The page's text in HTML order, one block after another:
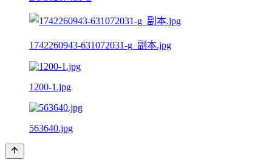
1742260943-631072031-g_副本.jpg
1200-1.jpg
563640.jpg